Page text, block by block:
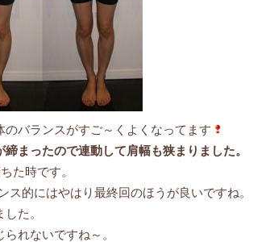
バランスがすご～くよくなってます
締まったので連動して肩幅も狭まりました。
た時です。
的にはやはり最終回のほうが良いですね。
た。
れないですね～。